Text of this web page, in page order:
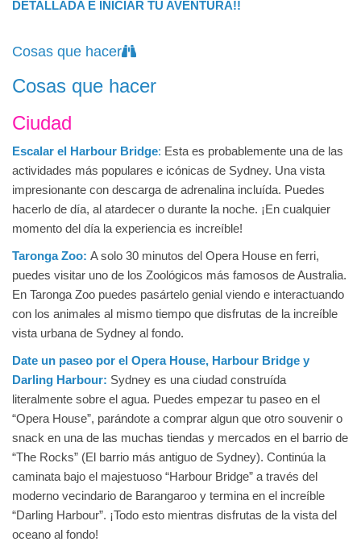
DETALLADA E INICIAR TU AVENTURA!!
Cosas que hacer
Cosas que hacer
Ciudad
Escalar el Harbour Bridge: Esta es probablemente una de las
actividades más populares e icónicas de Sydney. Una vista
impresionante con descarga de adrenalina incluída. Puedes
hacerlo de día, al atardecer o durante la noche. ¡En cualquier
momento del día la experiencia es increíble!
Taronga Zoo: A solo 30 minutos del Opera House en ferri,
puedes visitar uno de los Zoológicos más famosos de Australia.
En Taronga Zoo puedes pasártelo genial viendo e interactuando
con los animales al mismo tiempo que disfrutas de la increíble
vista urbana de Sydney al fondo.
Date un paseo por el Opera House, Harbour Bridge y
Darling Harbour: Sydney es una ciudad construída
literalmente sobre el agua. Puedes empezar tu paseo en el
“Opera House”, parándote a comprar algun que otro souvenir o
snack en una de las muchas tiendas y mercados en el barrio de
“The Rocks” (El barrio más antiguo de Sydney). Continúa la
caminata bajo el majestuoso “Harbour Bridge” a través del
moderno vecindario de Barangaroo y termina en el increíble
“Darling Harbour”. ¡Todo esto mientras disfrutas de la vista del
oceano al fondo!